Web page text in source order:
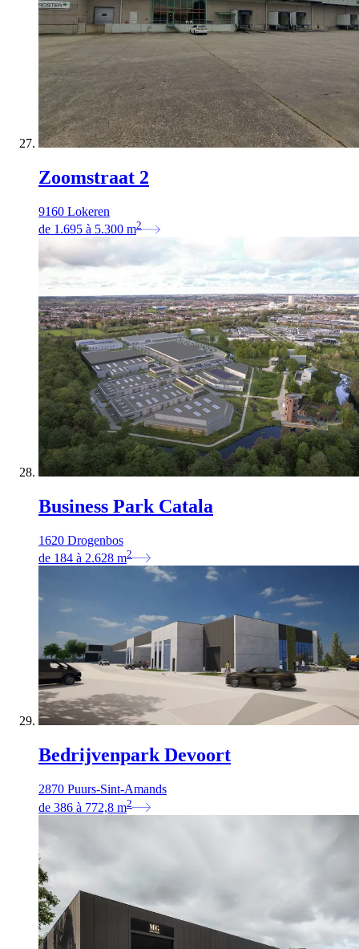
Zoomstraat 2
9160 Lokeren
de 1.695 à 5.300 m2
Business Park Catala
1620 Drogenbos
de 184 à 2.628 m2
Bedrijvenpark Devoort
2870 Puurs-Sint-Amands
de 386 à 772,8 m2